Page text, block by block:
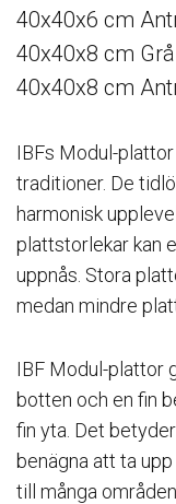
40x40x6 cm
40x40x8 cm
40x40x8 cm
IBFs Modul-
traditioner. De
harmonisk
plattstorlekar kan
uppnås. Stora
medan mindre
IBF Modul-plattor
botten och en fin
fin yta. Det
benägna att ta
till många